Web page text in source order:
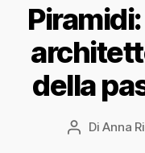
della
Autore
DiAnna